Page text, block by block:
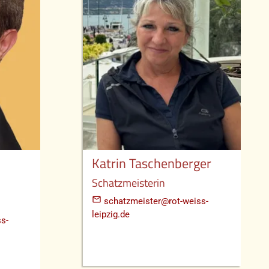
Katrin Taschenberger
Schatzmeisterin
mail_outline schatzmeister@rot-weiss-
leipzig.de